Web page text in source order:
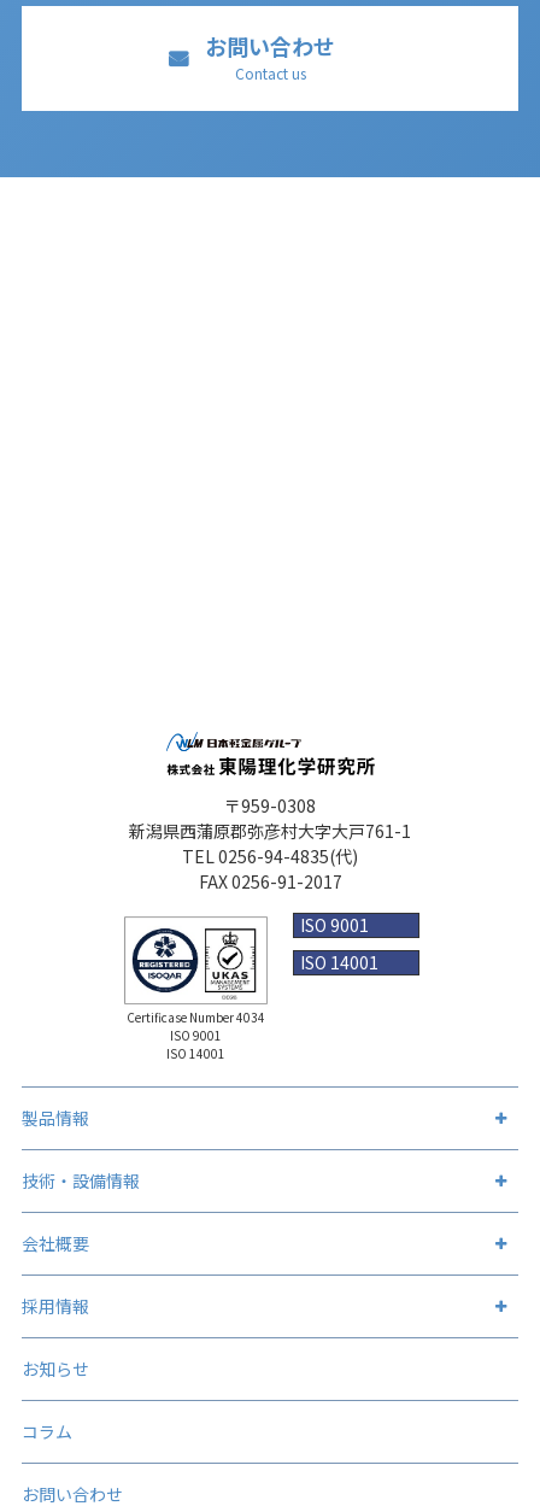
お問い合わせ
Contact us
〒959-0308
新潟県西蒲原郡弥彦村大字大戸761-1
TEL 0256-94-4835(代)
FAX 0256-91-2017
Certificase Number 4034
ISO 9001
ISO 14001
ISO 9001
ISO 14001
製品情報
製品情報トップ
金属筐体
板金加工製品
表面処理加工（建物）
技術・設備情報
技術・設備情報トップ
表面処理加工
ステンレス表面処理
チタン表面処理
会社概要
会社概要トップ
企業理念
コンプライアンス
採用情報
人事メッセージ
テクノロジー
職場紹介
お知らせ
コラム
お問い合わせ